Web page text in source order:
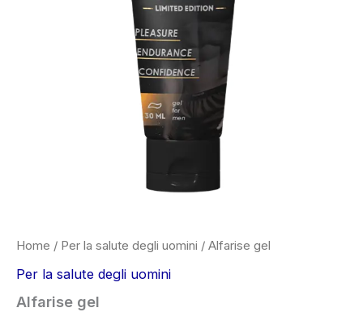
Home / Per la salute degli uomini / Alfarise gel
Per la salute degli uomini
Alfarise gel